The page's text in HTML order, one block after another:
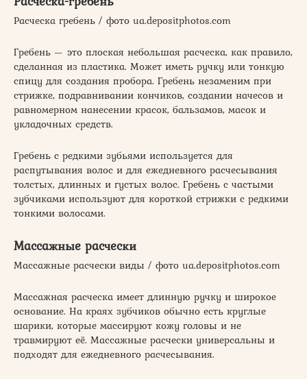
Расческа гребень / фото ua.depositphotos.com
Гребень — это плоская небольшая расческа, как правило,
сделанная из пластика. Может иметь ручку или тонкую
спицу для создания пробора. Гребень незаменим при
стрижке, подравнивании кончиков, создании начесов и
равномерном нанесении красок, бальзамов, масок и
укладочных средств.
Гребень с редкими зубьями используется для
распутывания волос и для ежедневного расчесывания
толстых, длинных и густых волос. Гребень с частыми
зубчиками используют для короткой стрижки с редкими
тонкими волосами.
Массажные расчески
Массажные расчески виды / фото ua.depositphotos.com
Массажная расческа имеет длинную ручку и широкое
основание. На краях зубчиков обычно есть круглые
шарики, которые массируют кожу головы и не
травмируют её. Массажные расчески универсальны и
подходят для ежедневного расчесывания.